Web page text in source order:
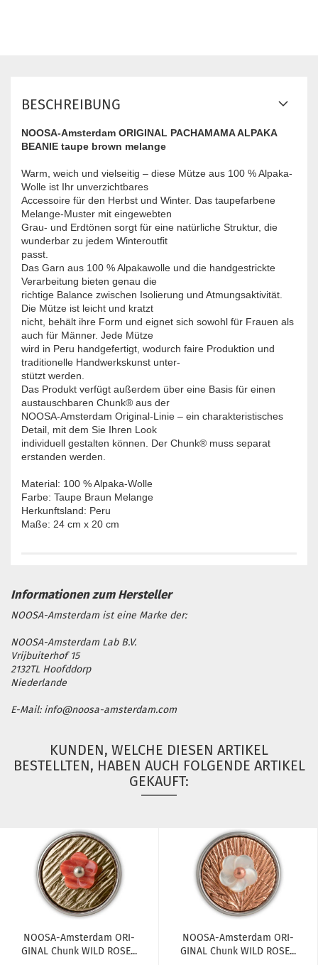
BESCHREIBUNG
NOOSA-Amsterdam ORIGINAL PACHAMAMA ALPAKA
BEANIE taupe brown melange
Warm, weich und vielseitig – diese Mütze aus 100 % Alpaka-
Wolle ist Ihr unverzichtbares
Accessoire für den Herbst und Winter. Das taupefarbene
Melange-Muster mit eingewebten
Grau- und Erdtönen sorgt für eine natürliche Struktur, die
wunderbar zu jedem Winteroutfit
passt.
Das Garn aus 100 % Alpakawolle und die handgestrickte
Verarbeitung bieten genau die
richtige Balance zwischen Isolierung und Atmungsaktivität.
Die Mütze ist leicht und kratzt
nicht, behält ihre Form und eignet sich sowohl für Frauen als
auch für Männer. Jede Mütze
wird in Peru handgefertigt, wodurch faire Produktion und
traditionelle Handwerkskunst unter-
stützt werden.
Das Produkt verfügt außerdem über eine Basis für einen
austauschbaren Chunk® aus der
NOOSA-Amsterdam Original-Linie – ein charakteristisches
Detail, mit dem Sie Ihren Look
individuell gestalten können. Der Chunk® muss separat
erstanden werden.
Material: 100 % Alpaka-Wolle
Farbe: Taupe Braun Melange
Herkunftsland: Peru
Maße: 24 cm x 20 cm
NOOSA-Amsterdam ist eine Marke der:
NOOSA-Amsterdam Lab B.V.
Vrijbuiterhof 15
2132TL Hoofddorp
Niederlande
E-Mail: info@noosa-amsterdam.com
KUNDEN, WELCHE DIESEN ARTIKEL
BESTELLTEN, HABEN AUCH FOLGENDE ARTIKEL
GEKAUFT:
NOOSA-​​Ams­ter­dam ORI­
GI­NAL Chunk WILD ROSE...
NOOSA-​​Ams­ter­dam ORI­
GI­NAL Chunk WILD ROSE...